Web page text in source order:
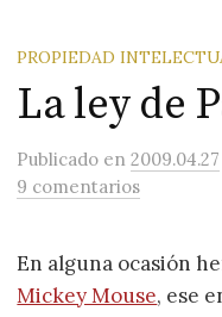
PROPIEDAD
La ley de
Publicado en2009.04.27
9 comentarios
En alguna ocasión
Mickey Mouse, ese